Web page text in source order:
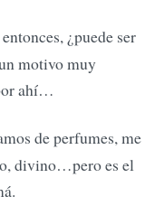
¿puede ser
motivo muy
ahí…
de perfumes, me
divino…pero es el